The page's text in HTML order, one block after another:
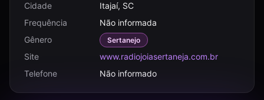
Cidade
Itajaí, SC
Frequência
Não informada
Gênero
Sertanejo
Site
www.radiojoiasertaneja.com.br
Telefone
Não informado